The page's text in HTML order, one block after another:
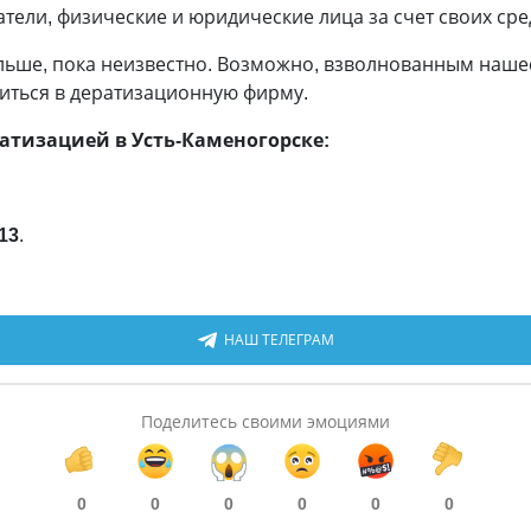
физические и юридические лица за счет своих
пока неизвестно. Возможно, взволнованным
в дератизационную фирму.
в Усть-Каменогорске:
.
НАШ ТЕЛЕГРАМ
Поделитесь своими эмоциями
0 0 0 0 0 0